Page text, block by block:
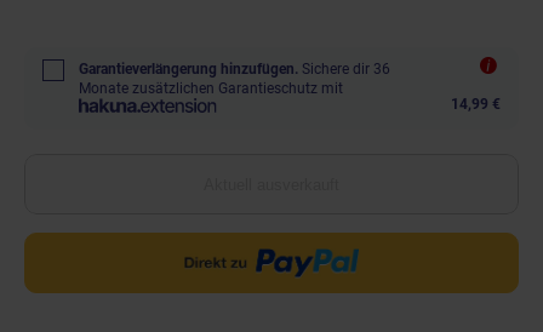
Garantieverlängerung hinzufügen. Sichere dir 36
Monate zusätzlichen Garantieschutz mit
14,99 €